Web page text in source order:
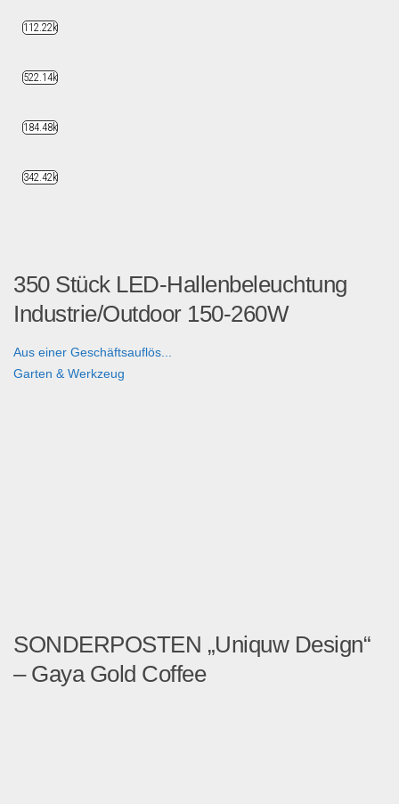
350 Stück LED-Hallenbeleuchtung
Industrie/Outdoor 150-260W
Aus einer Geschäftsauflös...
Garten & Werkzeug
SONDERPOSTEN „Uniquw Design“
– Gaya Gold Coffee
112.22k
522.14k
184.48k
342.42k